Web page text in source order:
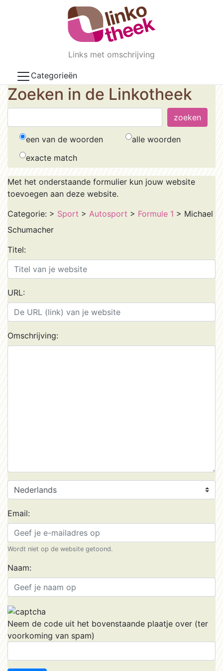
Skip to main content
Links met omschrijving
Categorieën
Zoeken in de Linkotheek
een van de woorden
alle woorden
exacte match
Met het onderstaande formulier kun jouw website
toevoegen aan deze website.
Categorie: > Sport > Autosport > Formule 1 > Michael
Schumacher
Titel:
URL:
Omschrijving:
Email:
Wordt niet op de website getoond.
Naam:
Neem de code uit het bovenstaande plaatje over (ter
voorkoming van spam)